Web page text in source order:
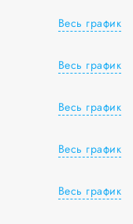
Весь график
Весь график
Весь график
Весь график
Весь график